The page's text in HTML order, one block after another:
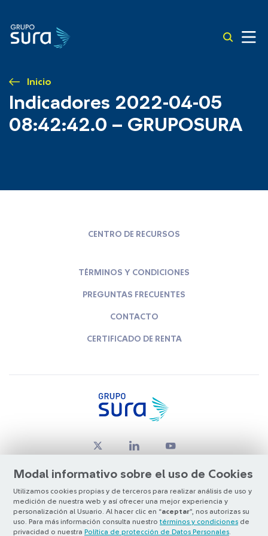
Inicio
Indicadores 2022-04-05
08:42:42.0 – GRUPOSURA
Modal informativo sobre el uso de Cookies
Utilizamos cookies propias y de terceros para realizar análisis de uso y
medición de nuestra web y así ofrecer una mejor experiencia y
personalización al Usuario. Al hacer clic en “aceptar”, nos autorizas su
uso. Para más información consulta nuestro términos y condiciones de
privacidad o nuestra Política de protección de Datos Personales
CENTRO DE RECURSOS
TÉRMINOS Y CONDICIONES
PREGUNTAS FRECUENTES
CONTACTO
CERTIFICADO DE RENTA
© Copyright Grupo SURA 2026